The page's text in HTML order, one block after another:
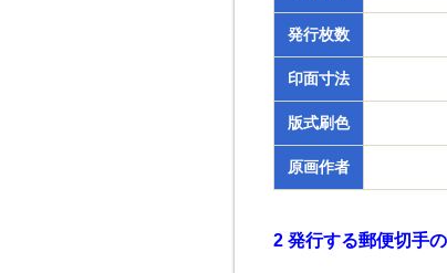
発行枚数
印面寸法
版式刷色
原画作者
2 発行する郵便切手